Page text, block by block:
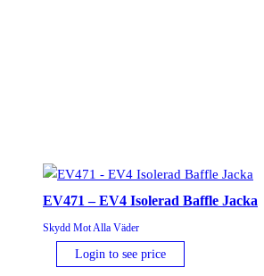
EV471 – EV4 Isolerad Baffle Jacka
Skydd Mot Alla Väder
Login to see price